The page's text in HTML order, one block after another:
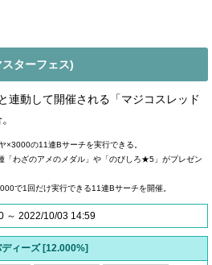
ターフェス)
連動して開催される「マジコスレッド
の11連Bサーチを実行できる。
わざのアメのメダル」や「のびしろ★5」がプレゼン
で1回だけ実行できる11連Bサーチを開催。
～ 2022/10/03 14:59
ィーズ [12.000%]